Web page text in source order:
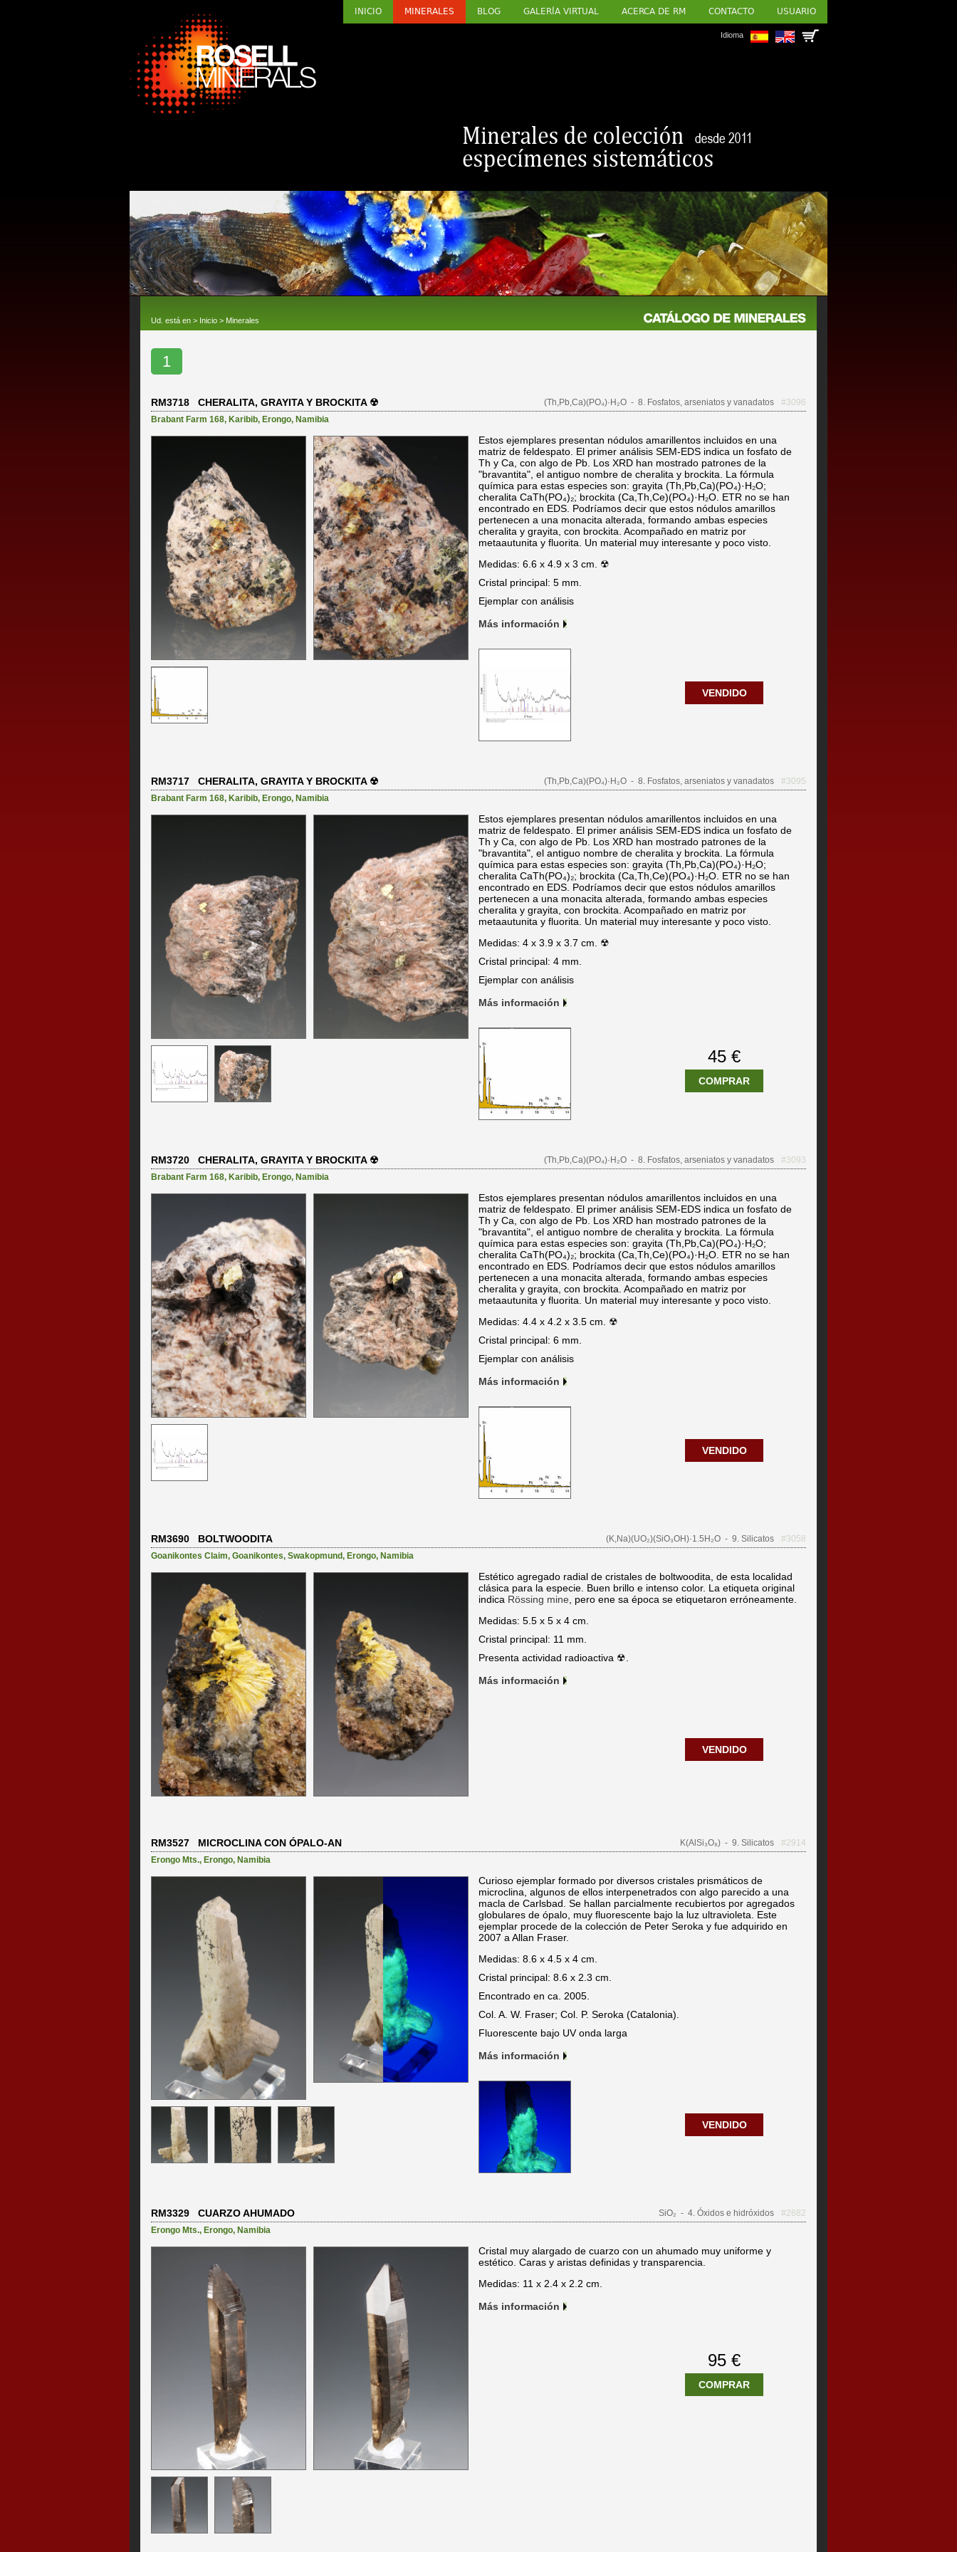
INICIO MINERALES BLOG GALERÍA VIRTUAL ACERCA DE RM CONTACTO USUARIO
Idioma
Ud. está en > Inicio > Minerales
1
RM3718 CHERALITA, GRAYITA Y BROCKITA ☢ (Th,Pb,Ca)(PO₄)·H₂O - 8. Fosfatos, arseniatos y vanadatos
#3096
Brabant Farm 168, Karibib, Erongo, Namibia
Estos ejemplares presentan nódulos amarillentos incluidos en una
matriz de feldespato. El primer análisis SEM-EDS indica un fosfato de
Th y Ca, con algo de Pb. Los XRD han mostrado patrones de la
"bravantita", el antiguo nombre de cheralita y brockita. La fórmula
química para estas especies son: grayita (Th,Pb,Ca)(PO₄)·H₂O;
cheralita CaTh(PO₄)₂; brockita (Ca,Th,Ce)(PO₄)·H₂O. ETR no se han
encontrado en EDS. Podríamos decir que estos nódulos amarillos
pertenecen a una monacita alterada, formando ambas especies
cheralita y grayita, con brockita. Acompañado en matriz por
metaautunita y fluorita. Un material muy interesante y poco visto.
Medidas: 6.6 x 4.9 x 3 cm. ☢
Cristal principal: 5 mm.
Ejemplar con análisis
Más información
VENDIDO
RM3717 CHERALITA, GRAYITA Y BROCKITA ☢ (Th,Pb,Ca)(PO₄)·H₂O - 8. Fosfatos, arseniatos y vanadatos
#3095
Brabant Farm 168, Karibib, Erongo, Namibia
Estos ejemplares presentan nódulos amarillentos incluidos en una
matriz de feldespato. El primer análisis SEM-EDS indica un fosfato de
Th y Ca, con algo de Pb. Los XRD han mostrado patrones de la
"bravantita", el antiguo nombre de cheralita y brockita. La fórmula
química para estas especies son: grayita (Th,Pb,Ca)(PO₄)·H₂O;
cheralita CaTh(PO₄)₂; brockita (Ca,Th,Ce)(PO₄)·H₂O. ETR no se han
encontrado en EDS. Podríamos decir que estos nódulos amarillos
pertenecen a una monacita alterada, formando ambas especies
cheralita y grayita, con brockita. Acompañado en matriz por
metaautunita y fluorita. Un material muy interesante y poco visto.
Medidas: 4 x 3.9 x 3.7 cm. ☢
Cristal principal: 4 mm.
Ejemplar con análisis
Más información
45 €
COMPRAR
RM3720 CHERALITA, GRAYITA Y BROCKITA ☢ (Th,Pb,Ca)(PO₄)·H₂O - 8. Fosfatos, arseniatos y vanadatos
#3093
Brabant Farm 168, Karibib, Erongo, Namibia
Estos ejemplares presentan nódulos amarillentos incluidos en una
matriz de feldespato. El primer análisis SEM-EDS indica un fosfato de
Th y Ca, con algo de Pb. Los XRD han mostrado patrones de la
"bravantita", el antiguo nombre de cheralita y brockita. La fórmula
química para estas especies son: grayita (Th,Pb,Ca)(PO₄)·H₂O;
cheralita CaTh(PO₄)₂; brockita (Ca,Th,Ce)(PO₄)·H₂O. ETR no se han
encontrado en EDS. Podríamos decir que estos nódulos amarillos
pertenecen a una monacita alterada, formando ambas especies
cheralita y grayita, con brockita. Acompañado en matriz por
metaautunita y fluorita. Un material muy interesante y poco visto.
Medidas: 4.4 x 4.2 x 3.5 cm. ☢
Cristal principal: 6 mm.
Ejemplar con análisis
Más información
VENDIDO
RM3690 BOLTWOODITA (K,Na)(UO₂)(SiO₃OH)·1.5H₂O - 9. Silicatos
#3058
Goanikontes Claim, Goanikontes, Swakopmund, Erongo, Namibia
Estético agregado radial de cristales de boltwoodita, de esta localidad
clásica para la especie. Buen brillo e intenso color. La etiqueta original
indica Rössing mine, pero ene sa época se etiquetaron erróneamente.
Medidas: 5.5 x 5 x 4 cm.
Cristal principal: 11 mm.
Presenta actividad radioactiva ☢.
Más información
VENDIDO
RM3527 MICROCLINA CON ÓPALO-AN K(AlSi₃O₈) - 9. Silicatos
#2914
Erongo Mts., Erongo, Namibia
Curioso ejemplar formado por diversos cristales prismáticos de
microclina, algunos de ellos interpenetrados con algo parecido a una
macla de Carlsbad. Se hallan parcialmente recubiertos por agregados
globulares de ópalo, muy fluorescente bajo la luz ultravioleta. Este
ejemplar procede de la colección de Peter Seroka y fue adquirido en
2007 a Allan Fraser.
Medidas: 8.6 x 4.5 x 4 cm.
Cristal principal: 8.6 x 2.3 cm.
Encontrado en ca. 2005.
Col. A. W. Fraser; Col. P. Seroka (Catalonia).
Fluorescente bajo UV onda larga
Más información
VENDIDO
RM3329 CUARZO AHUMADO SiO₂ - 4. Óxidos e hidróxidos
#2682
Erongo Mts., Erongo, Namibia
Cristal muy alargado de cuarzo con un ahumado muy uniforme y
estético. Caras y aristas definidas y transparencia.
Medidas: 11 x 2.4 x 2.2 cm.
Más información
95 €
COMPRAR